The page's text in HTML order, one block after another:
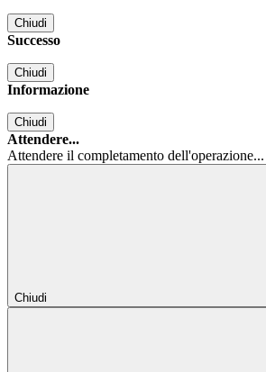
Chiudi
Successo
Chiudi
Informazione
Chiudi
Attendere...
Attendere il completamento dell'operazione...
Chiudi